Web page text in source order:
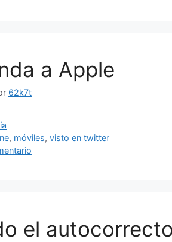
a Apple
62k7t
, móviles,visto en twitter
el